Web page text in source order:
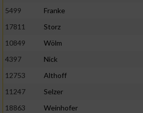
5499
Franke
17811
Storz
10849
Wölm
4397
Nick
12753
Althoff
11247
Selzer
18863
Weinhofer